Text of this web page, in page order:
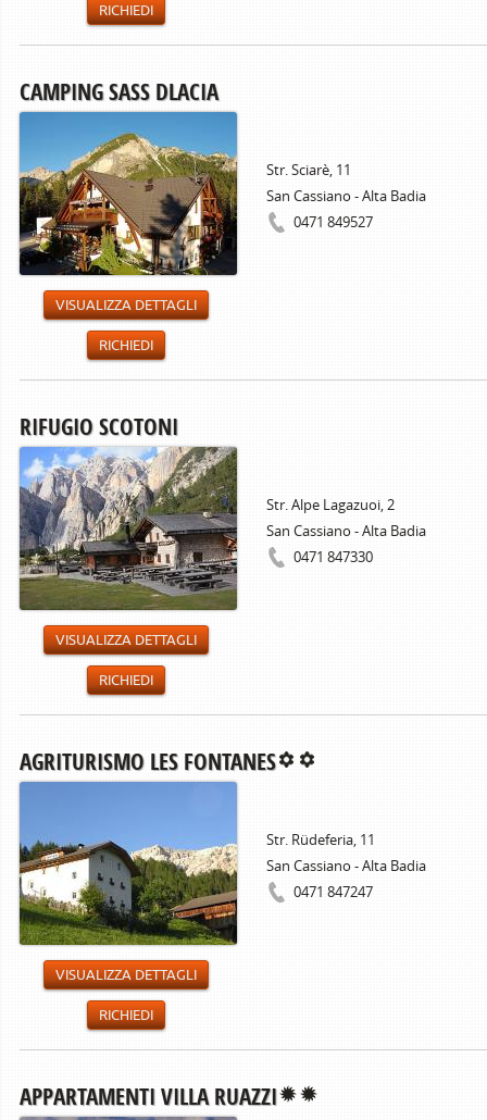
RICHIEDI
CAMPING SASS DLACIA
Str. Sciarè, 11
San Cassiano - Alta Badia
0471 849527
VISUALIZZA DETTAGLI
RICHIEDI
RIFUGIO SCOTONI
Str. Alpe Lagazuoi, 2
San Cassiano - Alta Badia
0471 847330
VISUALIZZA DETTAGLI
RICHIEDI
AGRITURISMO LES FONTANES
Str. Rüdeferia, 11
San Cassiano - Alta Badia
0471 847247
VISUALIZZA DETTAGLI
RICHIEDI
APPARTAMENTI VILLA RUAZZI